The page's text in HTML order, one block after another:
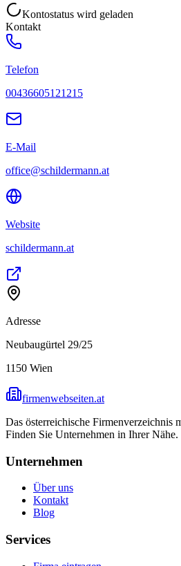
Kontostatus wird geladen
Kontakt
Telefon
00436605121215
E-Mail
office@schildermann.at
Website
schildermann.at
Adresse
Neubaugürtel 29/25
1150 Wien
firmenwebseiten.at
Das österreichische Firmenverzeichnis
Finden Sie Unternehmen in Ihrer Nähe.
Unternehmen
Über uns
Kontakt
Blog
Services